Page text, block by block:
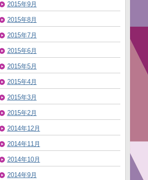
2015年9月
2015年8月
2015年7月
2015年6月
2015年5月
2015年4月
2015年3月
2015年2月
2014年12月
2014年11月
2014年10月
2014年9月